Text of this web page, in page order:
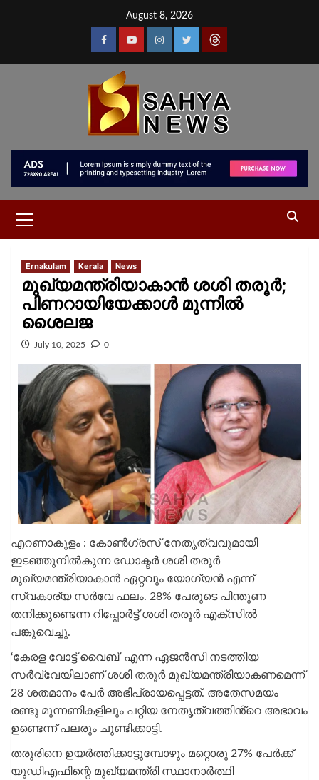
August 8, 2026
Ernakulam Kerala News
മുഖ്യമന്ത്രിയാകാൻ ശശി തരൂർ;
പിണറായിയേക്കാൾ മുന്നിൽ
ശൈലജ
July 10, 2025 0
എറണാകുളം : കോൺഗ്രസ് നേതൃത്വവുമായി
ഇടഞ്ഞുനിൽകുന്ന ഡോക്ടർ ശശി തരൂർ
മുഖ്യമന്ത്രിയാകാൻ ഏറ്റവും യോഗ്യൻ എന്ന്
സ്വകാര്യ സർവേ ഫലം. 28% പേരുടെ പിന്തുണ
തനിക്കുണ്ടെന്ന റിപ്പോർട്ട് ശശി തരൂർ എക്സിൽ
പങ്കുവെച്ചു.
‘കേരള വോട്ട് വൈബ്’ എന്ന ഏജൻസി നടത്തിയ
സർവ്വേയിലാണ് ശശി തരൂർ മുഖ്യമന്ത്രിയാകണമെന്ന്
28 ശതമാനം പേർ അഭിപ്രായപ്പെട്ടത്. അതേസമയം
രണ്ടു മുന്നണികളിലും പറ്റിയ നേതൃത്വത്തിൻ്റെ അഭാവം
ഉണ്ടെന്ന് പലരും ചൂണ്ടിക്കാട്ടി.
തരൂരിനെ ഉയർത്തിക്കാട്ടുമ്പോഴും മറ്റൊരു 27% പേർക്ക്
യുഡിഎഫിന്റെ മുഖ്യമന്ത്രി സ്ഥാനാർത്ഥി